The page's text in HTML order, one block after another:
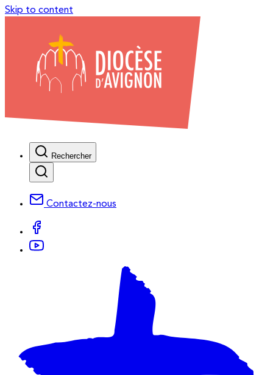
Skip to content
Rechercher
Contactez-nous